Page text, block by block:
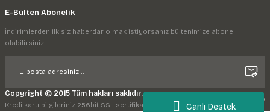
Canlı Destek
E-Bülten Abonelik
İndirimlerden ilk siz haberdar olmak istiyorsanız bültenimize abone
olabilirsiniz.
Copyright © 2015 Tüm hakları saklıdır.
Kredi kartı bilgileriniz 256bit SSL sertifikası ile korunmaktadır.